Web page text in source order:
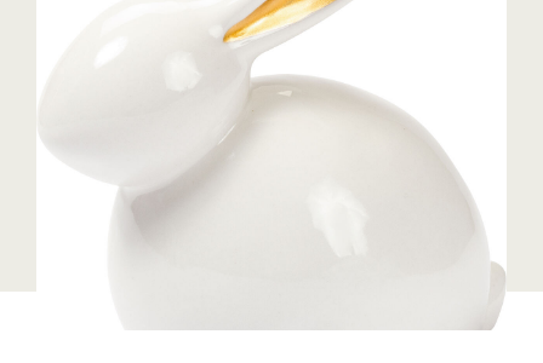
FG UBIT Salzburg
foodaffairs